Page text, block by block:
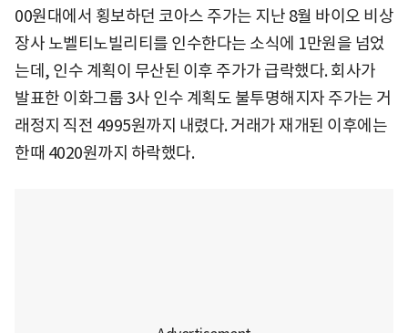
00원대에서 횡보하던 코아스 주가는 지난 8월 바이오 비상
장사 노벨티노빌리티를 인수한다는 소식에 1만원을 넘었
는데, 인수 계획이 무산된 이후 주가가 급락했다. 회사가
발표한 이화그룹 3사 인수 계획도 불투명해지자 주가는 거
래정지 직전 4995원까지 내렸다. 거래가 재개된 이후에는
한때 4020원까지 하락했다.